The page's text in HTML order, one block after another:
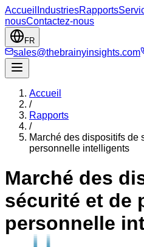
Accueil IndustriesRapports
nousContactez-nous
FR
sales@thebrainyinsights.com
Accueil
/
Rapports
/
Marché des dispositifs de
personnelle intelligents
Marché des
sécurité et de
personnelle